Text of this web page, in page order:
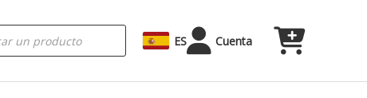
ES Cuenta